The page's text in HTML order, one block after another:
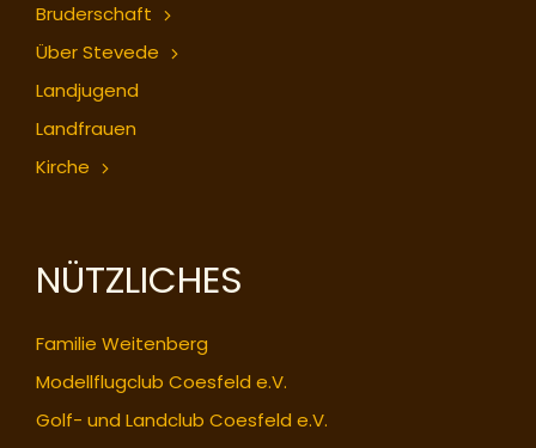
Bruderschaft
Über Stevede
Landjugend
Landfrauen
Kirche
NÜTZLICHES
Familie Weitenberg
Modellflugclub Coesfeld e.V.
Golf- und Landclub Coesfeld e.V.